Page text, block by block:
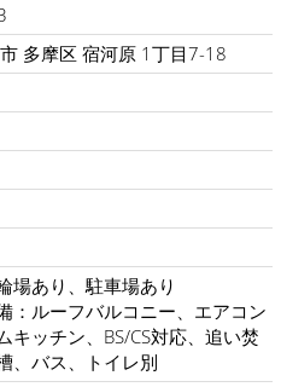
多摩区 宿河原 1丁目7-18
場あり、駐車場あり
：ルーフバルコニー、エアコン
キッチン、BS/CS対応、追い焚
、バス、トイレ別